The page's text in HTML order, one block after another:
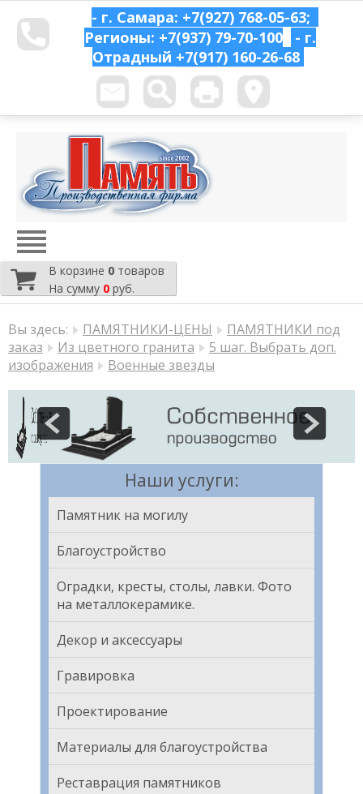
- г. Самара: +7(927) 768-05-63;
Регионы: +7(937) 79-70-100
- г.
Отрадный +7(917) 160-26-68
В корзине 0 товаров
На сумму 0 руб.
Вы здесь: ПАМЯТНИКИ-ЦЕНЫ
ПАМЯТНИКИ под
заказ
Из цветного гранита
5 шаг. Выбрать доп.
изображения
Военные звезды
Наши услуги:
Памятник на могилу
Благоустройство
Оградки, кресты, столы, лавки. Фото
на металлокерамике.
Декор и аксессуары
Гравировка
Проектирование
Материалы для благоустройства
Реставрация памятников